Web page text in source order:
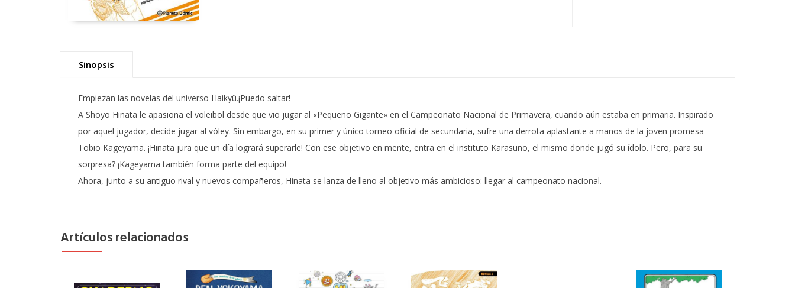
Sinopsis
Empiezan las novelas del universo Haikyû.¡Puedo saltar!
A Shoyo Hinata le apasiona el voleibol desde que vio jugar al «Pequeño Gigante» en el Campeonato Nacional de Primavera, cuando aún estaba en primaria. Inspirado
por aquel jugador, decide jugar al vóley. Sin embargo, en su primer y único torneo oficial de secundaria, sufre una derrota aplastante a manos de la joven promesa
Tobio Kageyama. ¡Hinata jura que un día logrará superarle! Con ese objetivo en mente, entra en el instituto Karasuno, el mismo donde jugó su ídolo. Pero, para su
sorpresa? ¡Kageyama también forma parte del equipo!
Ahora, junto a su antiguo rival y nuevos compañeros, Hinata se lanza de lleno al objetivo más ambicioso: llegar al campeonato nacional.
Artículos relacionados